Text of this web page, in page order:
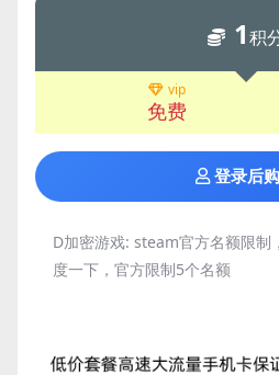
1积
vip
免费
登录后
D加密游戏: steam官方名额限制
度一下，官方限制5个名额